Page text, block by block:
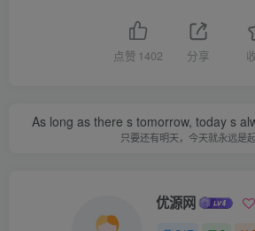
点赞 1402 分享
As long as there s tomorrow, today s
只要还有明天，今天就永远是
优源网